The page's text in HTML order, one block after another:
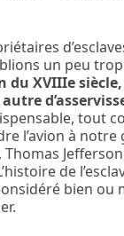
un peu
du XVIIIe
tout
l’avion à
de
bien ou